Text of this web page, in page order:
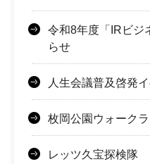
令和8年度「IRビジ
らせ
人生会議普及啓発
枚岡公園ウォーク
レッツ久宝探検隊